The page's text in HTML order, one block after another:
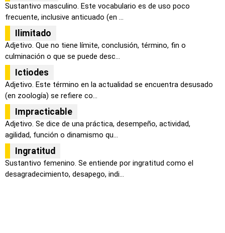
Sustantivo masculino. Este vocabulario es de uso poco
frecuente, inclusive anticuado (en ...
Ilimitado
Adjetivo. Que no tiene límite, conclusión, término, fin o
culminación o que se puede desc...
Ictiodes
Adjetivo. Este término en la actualidad se encuentra desusado
(en zoología) se refiere co...
Impracticable
Adjetivo. Se dice de una práctica, desempeño, actividad,
agilidad, función o dinamismo qu...
Ingratitud
Sustantivo femenino. Se entiende por ingratitud como el
desagradecimiento, desapego, indi...